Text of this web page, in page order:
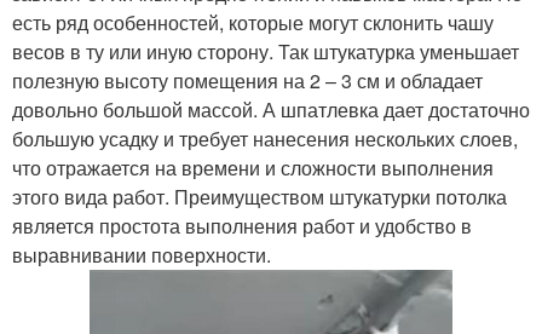
есть ряд особенностей, которые могут склонить чашу
весов в ту или иную сторону. Так штукатурка уменьшает
полезную высоту помещения на 2 – 3 см и обладает
довольно большой массой. А шпатлевка дает достаточно
большую усадку и требует нанесения нескольких слоев,
что отражается на времени и сложности выполнения
этого вида работ. Преимуществом штукатурки потолка
является простота выполнения работ и удобство в
выравнивании поверхности.